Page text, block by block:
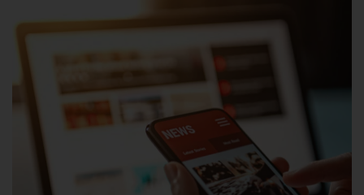
großen Unternehmen die Erkenntnisse für sich …
Weiterlesen